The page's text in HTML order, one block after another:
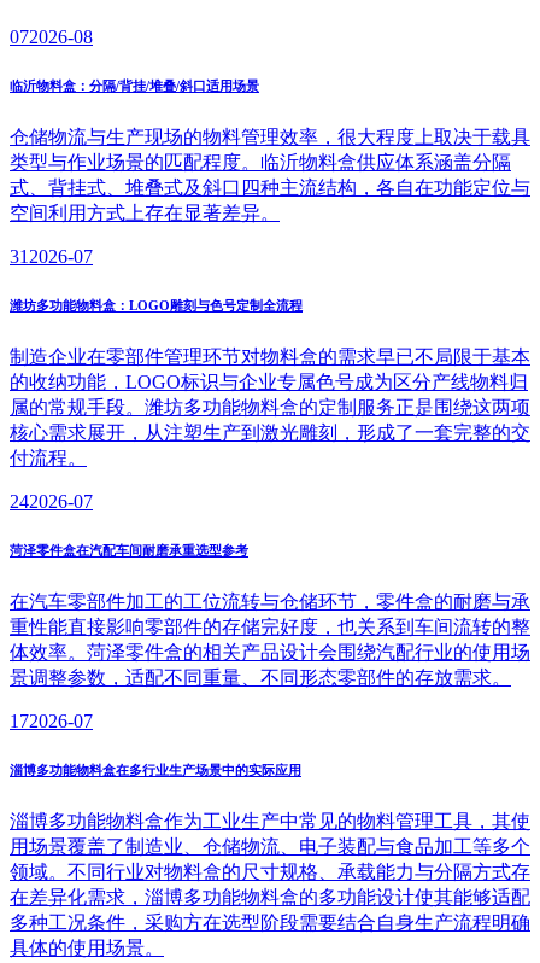
072026-08
临沂物料盒：分隔/背挂/堆叠/斜口适用场景
仓储物流与生产现场的物料管理效率，很大程度上取决于载具
类型与作业场景的匹配程度。临沂物料盒供应体系涵盖分隔
式、背挂式、堆叠式及斜口四种主流结构，各自在功能定位与
空间利用方式上存在显著差异。
31 2026-07
潍坊多功能物料盒：LOGO雕刻与色号定制全流程
制造企业在零部件管理环节对物料盒的需求早已不局限于基本
的收纳功能，LOGO标识与企业专属色号成为区分产线物料归
属的常规手段。潍坊多功能物料盒的定制服务正是围绕这两项
核心需求展开，从注塑生产到激光雕刻，形成了一套完整的交
付流程。
242026-07
菏泽零件盒在汽配车间耐磨承重选型参考
在汽车零部件加工的工位流转与仓储环节，零件盒的耐磨与承
重性能直接影响零部件的存储完好度，也关系到车间流转的整
体效率。菏泽零件盒的相关产品设计会围绕汽配行业的使用场
景调整参数，适配不同重量、不同形态零部件的存放需求。
172026-07
淄博多功能物料盒在多行业生产场景中的实际应用
淄博多功能物料盒作为工业生产中常见的物料管理工具，其使
用场景覆盖了制造业、仓储物流、电子装配与食品加工等多个
领域。不同行业对物料盒的尺寸规格、承载能力与分隔方式存
在差异化需求，淄博多功能物料盒的多功能设计使其能够适配
多种工况条件，采购方在选型阶段需要结合自身生产流程明确
具体的使用场景。